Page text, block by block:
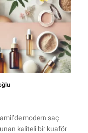
modern saç
kaliteli bir kuaför